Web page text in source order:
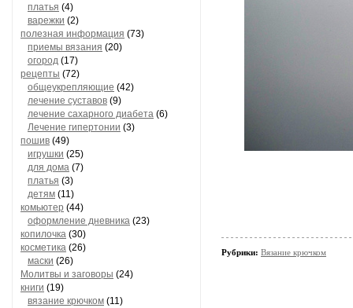
платья (4)
варежки (2)
полезная информация (73)
приемы вязания (20)
огород (17)
рецепты (72)
общеукрепляющие (42)
лечение суставов (9)
лечение сахарного диабета (6)
Лечение гипертонии (3)
пошив (49)
игрушки (25)
для дома (7)
платья (3)
детям (11)
комьютер (44)
оформление дневника (23)
копилочка (30)
косметика (26)
маски (26)
Молитвы и заговоры (24)
книги (19)
вязание крючком (11)
Рубрики: Вязание крючком